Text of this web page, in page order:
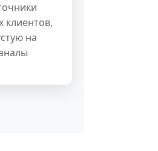
клиентов,
на